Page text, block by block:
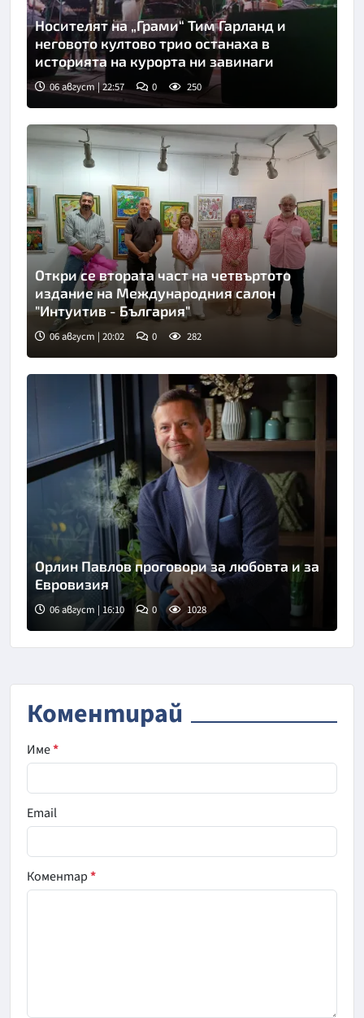
Носителят на „Грами“ Тим Гарланд и
неговото култово трио останаха в
историята на курорта ни завинаги
06 август | 22:57 0 250
Откри се втората част на четвъртото
издание на Международния салон
"Интуитив - България"
06 август | 20:02 0 282
Снимка: БТА
Орлин Павлов проговори за любовта и за
Евровизия
06 август | 16:10 0 1028
Коментирай
Име*
Email
Коментар*